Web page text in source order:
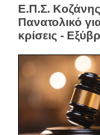
Ε.Π.Σ.
Πανατολικό
κρίσεις -